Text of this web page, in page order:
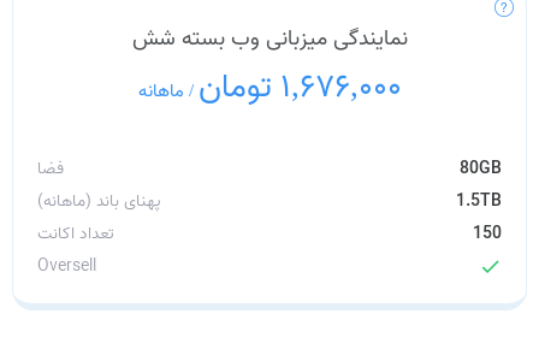
نمایندگی میزبانی وب بسته شش
1,676,000 تومان / ماهانه
فضا
80GB
پهنای باند (ماهانه)
1.5TB
تعداد اکانت
150
Oversell
check